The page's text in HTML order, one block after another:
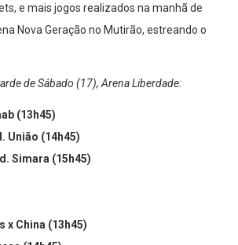
e mais jogos realizados na manhã de
Nova Geração no Mutirão, estreando o
de Sábado (17), Arena Liberdade:
(13h45)
União (14h45)
Simara (15h45)
x China (13h45)